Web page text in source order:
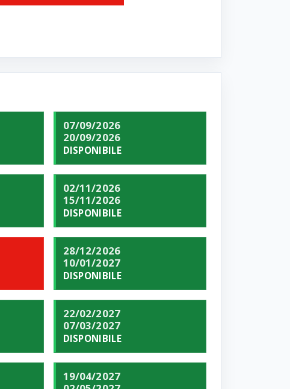
07/09/2026
20/09/2026
DISPONIBILE
02/11/2026
15/11/2026
DISPONIBILE
28/12/2026
10/01/2027
DISPONIBILE
22/02/2027
07/03/2027
DISPONIBILE
19/04/2027